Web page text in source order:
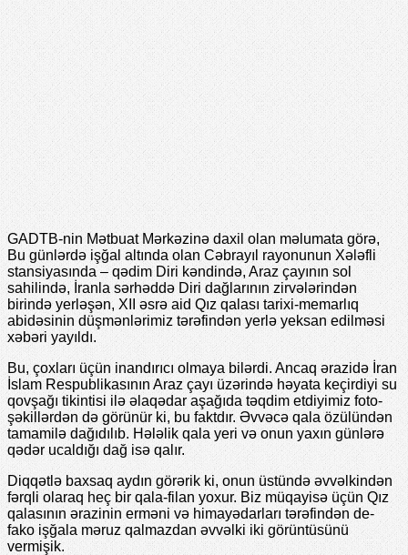
GADTB-nin Mətbuat Mərkəzinə daxil olan məlumata görə,
Bu günlərdə işğal altında olan Cəbrayıl rayonunun Xələfli
stansiyasında – qədim Diri kəndində, Araz çayının sol
sahilində, İranla sərhəddə Diri dağlarının zirvələrindən
birində yerləşən, XII əsrə aid Qız qalası tarixi-memarlıq
abidəsinin düşmənlərimiz tərəfindən yerlə yeksan edilməsi
xəbəri yayıldı.
Bu, çoxları üçün inandırıcı olmaya bilərdi. Ancaq ərazidə İran
İslam Respublikasının Araz çayı üzərində həyata keçirdiyi su
qovşağı tikintisi ilə əlaqədar aşağıda təqdim etdiyimiz foto-
şəkillərdən də görünür ki, bu faktdır. Əvvəcə qala özülündən
tamamilə dağıdılıb. Hələlik qala yeri və onun yaxın günlərə
qədər ucaldığı dağ isə qalır.
Diqqətlə baxsaq aydın görərik ki, onun üstündə əvvəlkindən
fərqli olaraq heç bir qala-filan yoxur. Biz müqayisə üçün Qız
qalasının ərazinin erməni və himayədarları tərəfindən de-
fako işğala məruz qalmazdan əvvəlki iki görüntüsünü
vermişik.